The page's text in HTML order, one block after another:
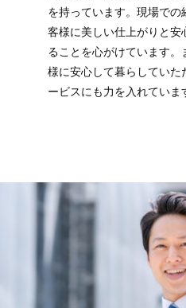
を持っています。現場での
客様に美しい仕上がりと安
ることを心がけています。
様に安心して暮らしてい
ービスにも力を入れていま